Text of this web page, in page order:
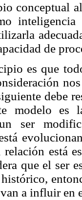
conceptual
de
es que
debe
modelo es
ser
relación está
que el ser
a influir en